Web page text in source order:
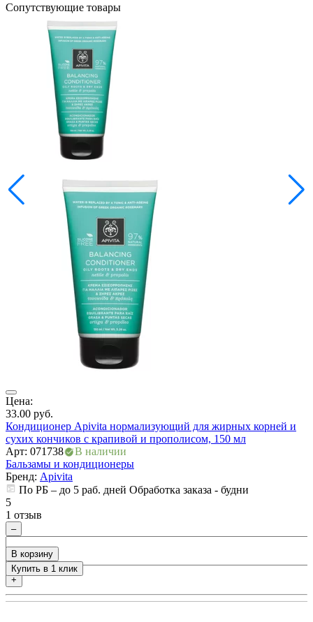
Сопутствующие товары
Цена:
33.00 руб.
Кондиционер Apivita нормализующий для жирных корней и
сухих кончиков с крапивой и прополисом, 150 мл
Арт: 071738
В наличии
Бальзамы и кондиционеры
Бренд: Apivita
По РБ – до 5 раб. дней Обработка заказа - будни
5
1 отзыв
–
+
В корзину
Купить в 1 клик